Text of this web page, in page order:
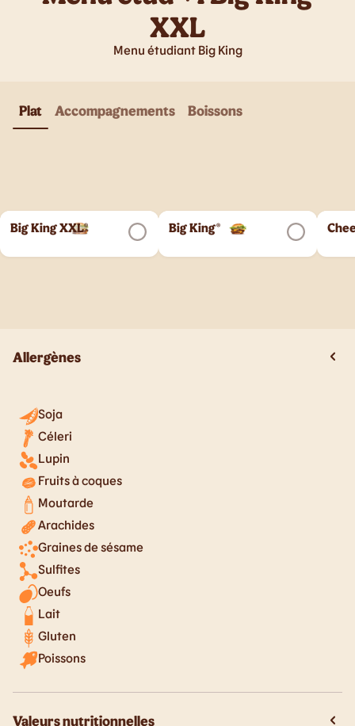
XXL
Menu étudiant Big King
Plat Accompagnements Boissons
Big King XXL® Big King®
Allergènes
Soja
Céleri
Lupin
Fruits à coques
Moutarde
Arachides
Graines de sésame
Sulfites
Oeufs
Lait
Gluten
Poissons
Valeurs nutritionnelles